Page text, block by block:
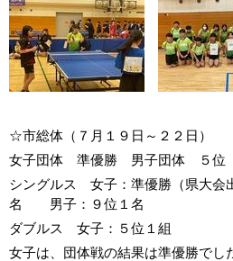
☆市総体（７月１９日～２２日）
女子団体 準優勝 男子団体 ５位
シングルス 女子：準優勝（県大
名 男子：９位１名
ダブルス 女子：５位１組
女子は、団体戦の結果は準優勝でし